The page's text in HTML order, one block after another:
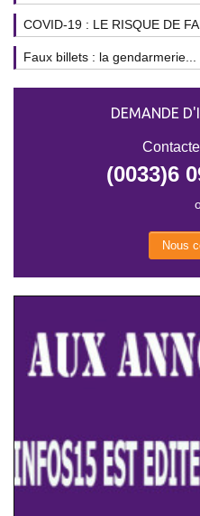
COVID-19 : LE RISQUE DE
Faux billets : la gendarmerie...
DEMANDE
(0033)6
Nous